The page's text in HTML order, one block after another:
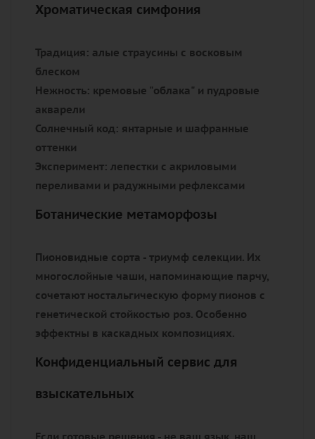
Хроматическая симфония
Традиция: алые страусины с восковым
блеском
Нежность: кремовые "облака" и пудровые
акварели
Солнечный код: янтарные и шафранные
оттенки
Эксперимент: лепестки с акриловыми
переливами и радужными рефлексами
Ботанические метаморфозы
Пионовидные сорта - триумф селекции. Их
многослойные чаши, напоминающие парчу,
сочетают ностальгическую форму пионов с
генетической стойкостью роз. Особенно
эффектны в каскадных композициях.
Конфиденциальный сервис для
взыскательных
Если готовые решения - не ваш язык, наш